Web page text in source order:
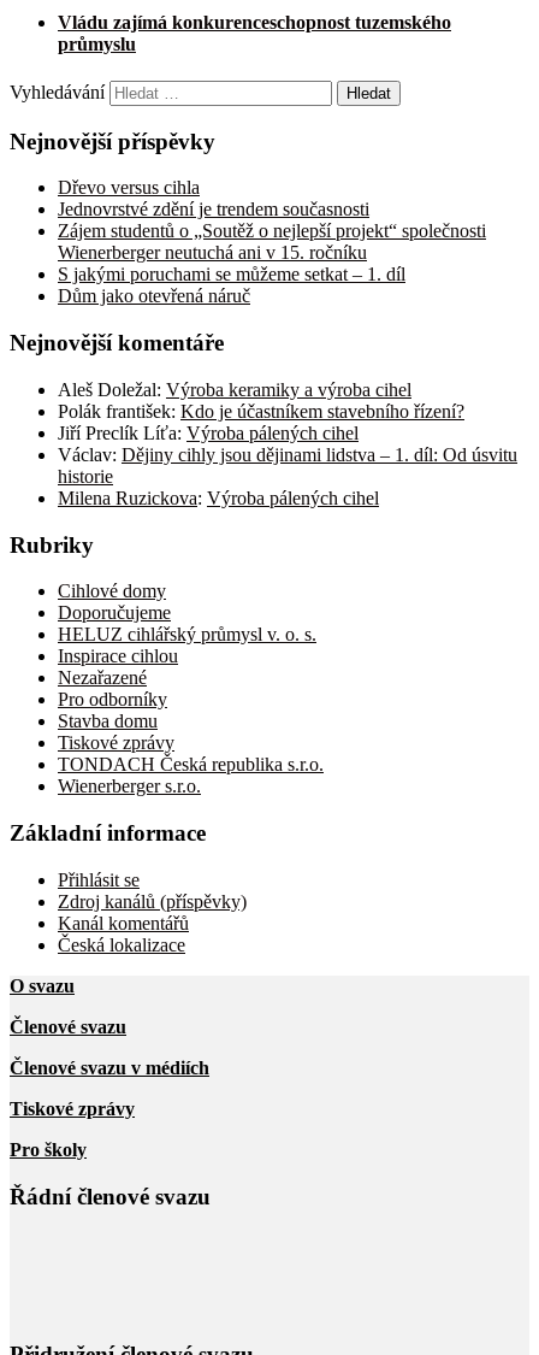
Vládu zajímá konkurenceschopnost tuzemského
průmyslu
Vyhledávání
Nejnovější příspěvky
Dřevo versus cihla
Jednovrstvé zdění je trendem současnosti
Zájem studentů o „Soutěž o nejlepší projekt“ společnosti
Wienerberger neutuchá ani v 15. ročníku
S jakými poruchami se můžeme setkat – 1. díl
Dům jako otevřená náruč
Nejnovější komentáře
Aleš Doležal: Výroba keramiky a výroba cihel
Polák františek: Kdo je účastníkem stavebního řízení?
Jiří Preclík Líťa: Výroba pálených cihel
Václav: Dějiny cihly jsou dějinami lidstva – 1. díl: Od úsvitu
historie
Milena Ruzickova: Výroba pálených cihel
Rubriky
Cihlové domy
Doporučujeme
HELUZ cihlářský průmysl v. o. s.
Inspirace cihlou
Nezařazené
Pro odborníky
Stavba domu
Tiskové zprávy
TONDACH Česká republika s.r.o.
Wienerberger s.r.o.
Základní informace
Přihlásit se
Zdroj kanálů (příspěvky)
Kanál komentářů
Česká lokalizace
O svazu
Členové svazu
Členové svazu v médiích
Tiskové zprávy
Pro školy
Řádní členové svazu